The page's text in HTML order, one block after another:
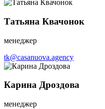
Татьяна Квачонок
менеджер
tk@casanuova.agency
Карина Дроздова
менеджер